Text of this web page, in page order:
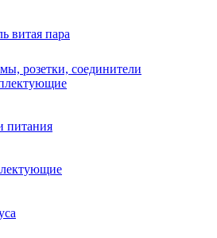
витая пара
розетки, соединители
питания